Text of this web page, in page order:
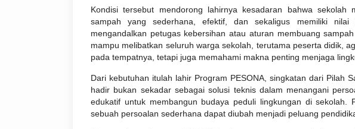
Kondisi tersebut mendorong lahirnya kesadaran bahwa sekolah
sampah yang sederhana, efektif, dan sekaligus memiliki nilai
mengandalkan petugas kebersihan atau aturan membuang
mampu melibatkan seluruh warga sekolah, terutama peserta didik,
pada tempatnya, tetapi juga memahami makna penting menjaga
Dari kebutuhan itulah lahir Program PESONA, singkatan dari Pilah
hadir bukan sekadar sebagai solusi teknis dalam menangani
edukatif untuk membangun budaya peduli lingkungan di sekolah.
sebuah persoalan sederhana dapat diubah menjadi peluang